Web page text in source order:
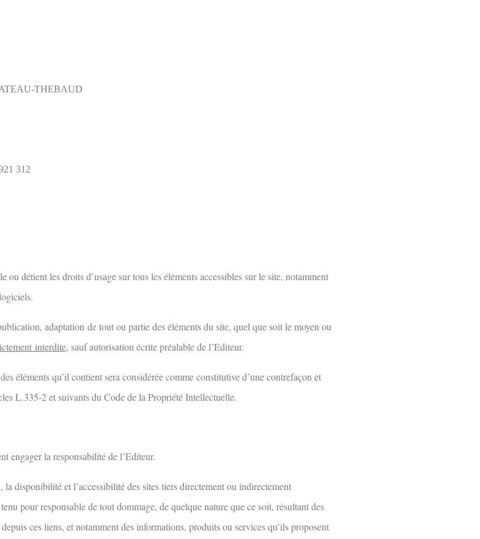
THEBAUD
312
détient les droits d’usage sur tous les éléments accessibles sur le site, notamment
, adaptation de tout ou partie des éléments du site, quel que soit le moyen ou
interdite, sauf autorisation écrite préalable de l’Editeur.
éléments qu’il contient sera considérée comme constitutive d’une contrefaçon et
L.335-2 et suivants du Code de la Propriété Intellectuelle.
engager la responsabilité de l’Editeur.
disponibilité et l’accessibilité des sites tiers directement ou indirectement
pour responsable de tout dommage, de quelque nature que ce soit, résultant des
ces liens, et notamment des informations, produits ou services qu’ils proposent